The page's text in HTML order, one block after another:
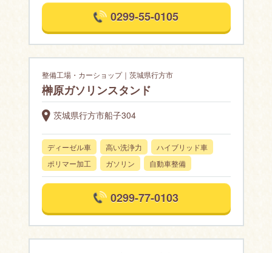
0299-55-0105
整備工場・カーショップ｜茨城県行方市
榊原ガソリンスタンド
茨城県行方市船子304
ディーゼル車 高い洗浄力
ハイブリッド車
ポリマー加工
ガソリン 自動車整備
0299-77-0103